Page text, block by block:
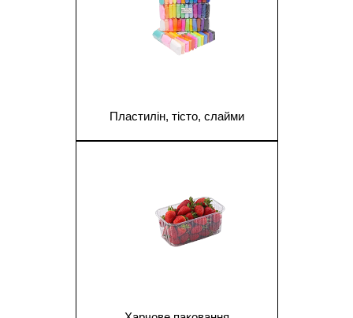
Пластилін, тісто, слайми